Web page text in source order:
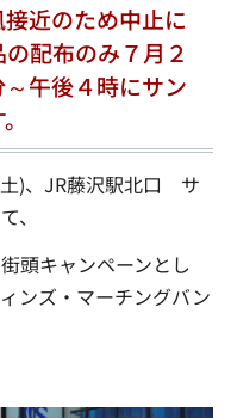
近のため中止に
配布のみ７月２
午後４時にサン
土)、JR藤沢駅北口 サ
、
頭キャンペーンとし
ンズ・マーチングバン